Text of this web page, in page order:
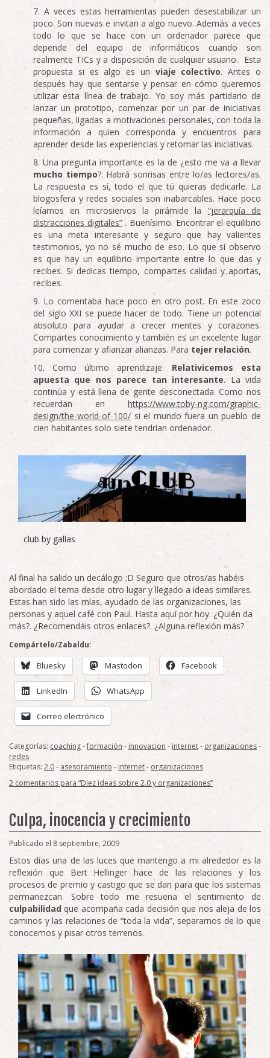
A veces estas herramientas pueden desestabilizar un
poco. Son nuevas e invitan a algo nuevo. Además a veces
todo lo que se hace con un ordenador parece que
depende del equipo de informáticos cuando son
realmente TICs y a disposición de cualquier usuario. Esta
propuesta si es algo es un viaje colectivo. Antes o
después hay que sentarse y pensar en cómo queremos
utilizar esta línea de trabajo. Yo soy más partidario de
lanzar un prototipo, comenzar por un par de iniciativas
pequeñas, ligadas a motivaciones personales, con toda la
información a quien corresponda y encuentros para
aprender desde las experiencias y retomar las iniciativas.
Una pregunta importante es la de ¿esto me va a llevar
mucho tiempo?. Habrá sonrisas entre lo/as lectores/as.
La respuesta es sí, todo el que tú quieras dedicarle. La
blogosfera y redes sociales son inabarcables. Hace poco
leíamos en microsiervos la pirámide la “jerarquía de
distracciones digitales”. Buenísimo. Encontrar el equilibrio
es una meta interesante y seguro que hay valientes
testimonios, yo no sé mucho de eso. Lo que sí observo
es que hay un equilibrio importante entre lo que das y
recibes. Si dedicas tiempo, compartes calidad y aportas,
recibes.
Lo comentaba hace poco en otro post. En este zoco
del siglo XXI se puede hacer de todo. Tiene un potencial
absoluto para ayudar a crecer mentes y corazones.
Compartes conocimiento y también es un excelente lugar
para comenzar y afianzar alianzas. Para tejer relación.
Como último aprendizaje. Relativicemos esta
apuesta que nos parece tan interesante. La vida
continúa y está llena de gente desconectada. Como nos
recuerdan en https://www.toby-ng.com/graphic-
design/the-world-of-100/ si el mundo fuera un pueblo de
cien habitantes solo siete tendrían ordenador.
club by gallas
Al final ha salido un decálogo ;D Seguro que otros/as habéis
abordado el tema desde otro lugar y llegado a ideas similares.
Estas han sido las mías, ayudado de las organizaciones, las
personas y aquel café con Paul. Hasta aquí por hoy. ¿Quién da
más?. ¿Recomendáis otros enlaces?. ¿Alguna reflexión más?
Compártelo/Zabaldu:
Bluesky Mastodon Facebook
LinkedIn WhatsApp
Correo electrónico
Categorías: coaching-formación - innovacion -internet- organizaciones-
redes
Etiquetas: 2.0- asesoramiento - internet- organizaciones
2 comentarios para “Diez ideas sobre 2.0 y organizaciones”
Culpa, inocencia y crecimiento
Publicado el 8 septiembre, 2009
Estos días una de las luces que mantengo a mi alrededor es la
reflexión que Bert Hellinger hace de las relaciones y los
procesos de premio y castigo que se dan para que los sistemas
permanezcan. Sobre todo me resuena el sentimiento de
culpabilidad que acompaña cada decisión que nos aleja de los
caminos y las relaciones de “toda la vida”, separarnos de lo que
conocemos y pisar otros terrenos.